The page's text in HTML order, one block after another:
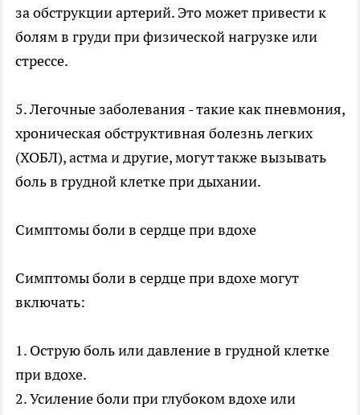
за обструкции артерий. Это может привести к
болям в груди при физической нагрузке или
стрессе.
5. Легочные заболевания - такие как пневмония,
хроническая обструктивная болезнь легких
(ХОБЛ), астма и другие, могут также вызывать
боль в грудной клетке при дыхании.
Симптомы боли в сердце при вдохе
Симптомы боли в сердце при вдохе могут
включать:
1. Острую боль или давление в грудной клетке
при вдохе.
2. Усиление боли при глубоком вдохе или